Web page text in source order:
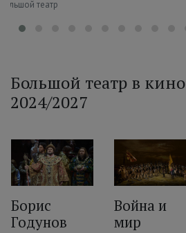
театр
Большой театр в кино
2024/2027
Борис
Годунов
Война и
мир